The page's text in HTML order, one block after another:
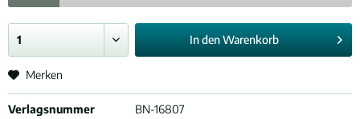
In denWarenkorb
Merken
Verlagsnummer
BN-16807